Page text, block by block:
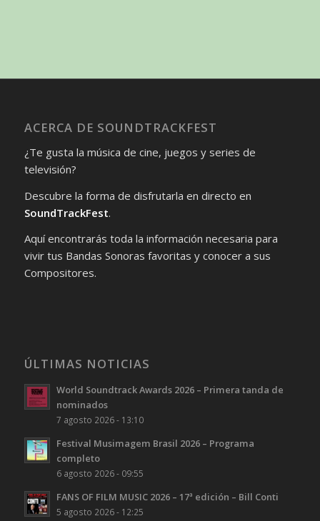
ACERCA DE SOUNDTRACKFEST
¿Te gusta la música de cine, juegos y series de
televisión?
Descubre la forma de disfrutarla en directo en
SoundTrackFest.
Aquí encontrarás toda la información necesaria para
vivir tus Bandas Sonoras favoritas y conocer a sus
Compositores.
ÚLTIMAS NOTICIAS
World Soundtrack Awards 2026 – Primera tanda de
nominados
7 agosto 2026 - 13:10
Festival Musimagem Brasil 2026 – Programa
completo
6 agosto 2026 - 09:55
FANS OF FILM MUSIC 2026 – 17ª edición – Bill Conti
5 agosto 2026 - 12:25